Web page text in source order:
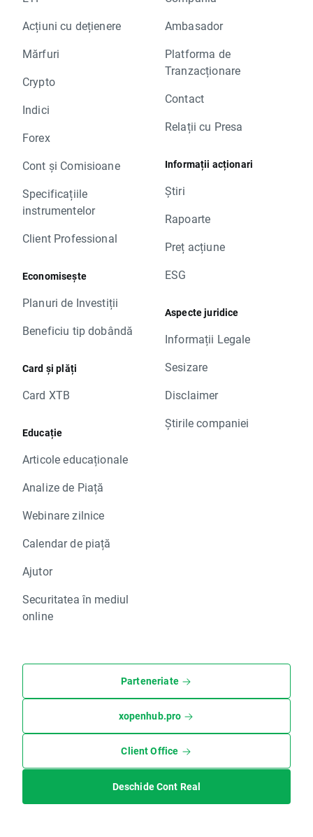
Acțiuni cu dețienere
Mărfuri
Crypto
Indici
Forex
Cont și Comisioane
Specificațiile
instrumentelor
Client Professional
Economisește
Planuri de Investiții
Beneficiu tip dobândă
Card și plăți
Card XTB
Educație
Articole educaționale
Analize de Piață
Webinare zilnice
Calendar de piață
Ajutor
Securitatea în mediul
online
Ambasador
Platforma de
Tranzacționare
Contact
Relații cu Presa
Informații acționari
Știri
Rapoarte
Preț acțiune
ESG
Aspecte juridice
Informații Legale
Sesizare
Disclaimer
Știrile companiei
Parteneriate
xopenhub.pro
Client Office
Deschide Cont Real